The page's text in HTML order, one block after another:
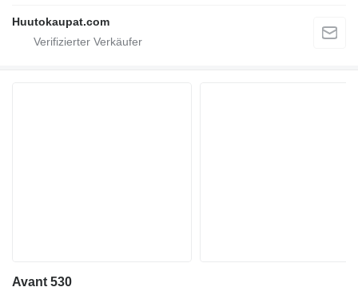
Huutokaupat.com
Avant 530